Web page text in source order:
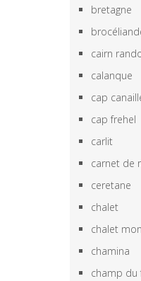
bretagne
cairn
calanque
cap
cap frehel
carlit
carnet de
ceretane
chalet
chalet
chamina
champ du